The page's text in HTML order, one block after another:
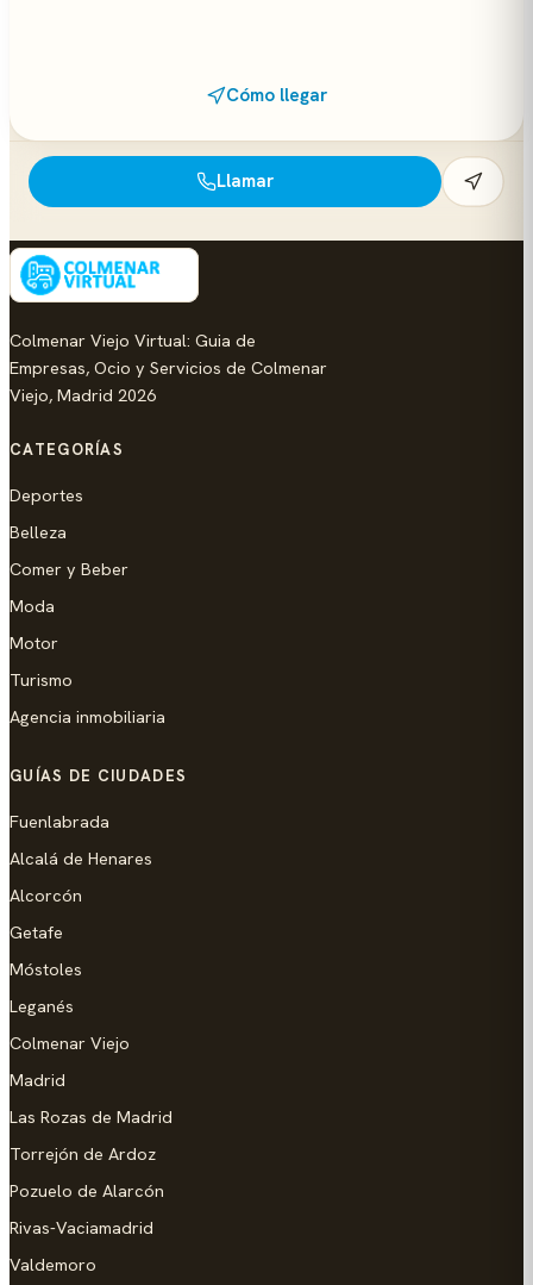
Cómo llegar
Llamar
Colmenar Viejo Virtual: Guia de
Empresas, Ocio y Servicios de Colmenar
Viejo, Madrid 2026
CATEGORÍAS
Deportes
Belleza
Comer y Beber
Moda
Motor
Turismo
Agencia inmobiliaria
GUÍAS DE CIUDADES
Fuenlabrada
Alcalá de Henares
Alcorcón
Getafe
Móstoles
Leganés
Colmenar Viejo
Madrid
Las Rozas de Madrid
Torrejón de Ardoz
Pozuelo de Alarcón
Rivas-Vaciamadrid
Valdemoro